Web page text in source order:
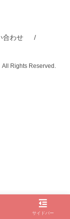
合わせ
Rights Reserved.
サイドバー